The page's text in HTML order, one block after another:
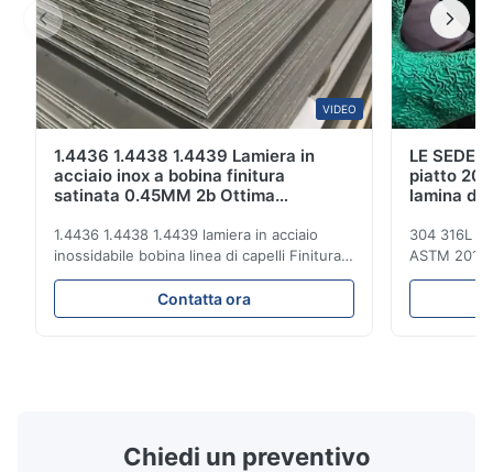
VIDEO
1.4436 1.4438 1.4439 Lamiera in
acciaio inox a bobina finitura
satinata 0.45MM 2b Ottima
1.4436 1.4438 1.4439 lamiera in acciaio
inossidabile bobina linea di capelli Finitura
0.45MM 2b eccellente resistenza alla
corrosione L'acciaio inossidabile è un tipo
di materiale con luminosità vicina alla
Contatta ora
LE
piatto
lamina di
304 316L
ASTM 201
di Inox 4x8
acciaio
Chiedi un preventivo